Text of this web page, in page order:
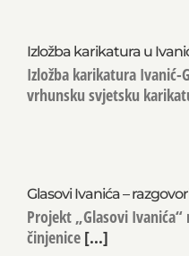
Izložba karikatura u
Izložba karikatura Ivanić-
Glasovi Ivanića –
Projekt „Glasovi Ivanića“